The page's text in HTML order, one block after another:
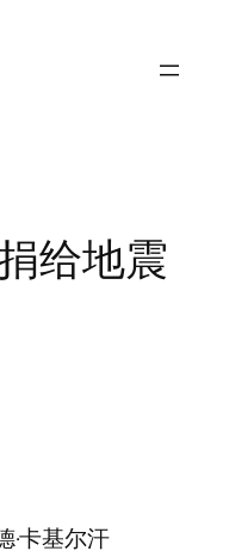
给地震
·卡基尔汗